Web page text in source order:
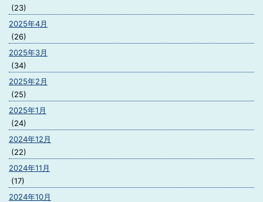
(23)
2025年4月
(26)
2025年3月
(34)
2025年2月
(25)
2025年1月
(24)
2024年12月
(22)
2024年11月
(17)
2024年10月